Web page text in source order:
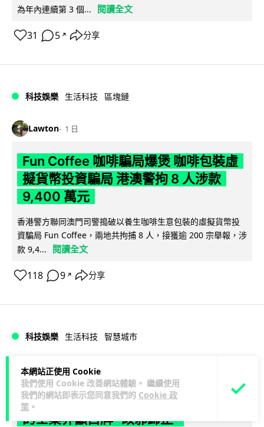
本網站正使用 Cookie
我們使用 Cookie 改善網站體驗。 繼續使用
我們的網站即表示您同意我們的 Cookie 政
策 。
為年內連續第 3 個...
閱讀全文
31 5 ↗ 分享
科技娛樂 生活科技 區塊鏈
Lawton 1 日
Fun Coffee 咖啡騙局爆煲 咖啡包裝虛
擬貨幣投資騙局 港澳警拘 8 人涉款
9,400 萬元
香港警方聯同澳門司警搗破以養生咖啡生意包裝的虛擬貨幣投
資騙局 Fun Coffee，兩地共拘捕 8 人，接獲逾 200 宗舉報，涉
款 9,4...
閱讀全文
118 9 ↗ 分享
科技娛樂 生活科技 智慧城市
Lawton 1 日
網約車條例生效 有司機暫時停工避風頭
的士業界籲白牌 "改邪歸正"